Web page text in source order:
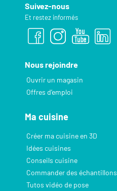
Suivez-nous
Et restez informés
Nous rejoindre
Ouvrir un magasin
Offres d’emploi
Ma cuisine
Créer ma cuisine en 3D
Idées cuisines
Conseils cuisine
Commander des échantillons
Tutos vidéo de pose